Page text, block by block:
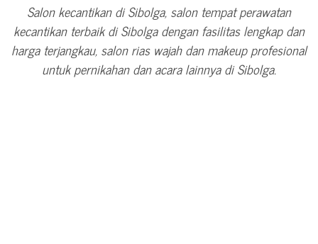
Salon kecantikan di Sibolga, salon tempat perawatan
kecantikan terbaik di Sibolga dengan fasilitas lengkap dan
harga terjangkau, salon rias wajah dan makeup profesional
untuk pernikahan dan acara lainnya di Sibolga.